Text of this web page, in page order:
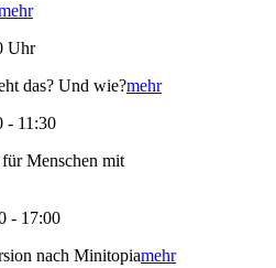
Uhr
das? Und wie?mehr
- 11:30
Menschen mit
- 17:00
nach Minitopiamehr